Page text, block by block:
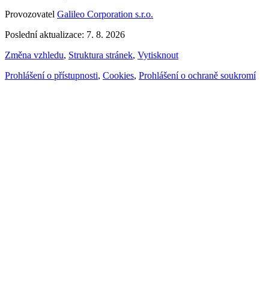
Provozovatel Galileo Corporation s.r.o.
Poslední aktualizace: 7. 8. 2026
Změna vzhledu, Struktura stránek, Vytisknout
Prohlášení o přístupnosti, Cookies, Prohlášení o ochraně soukromí